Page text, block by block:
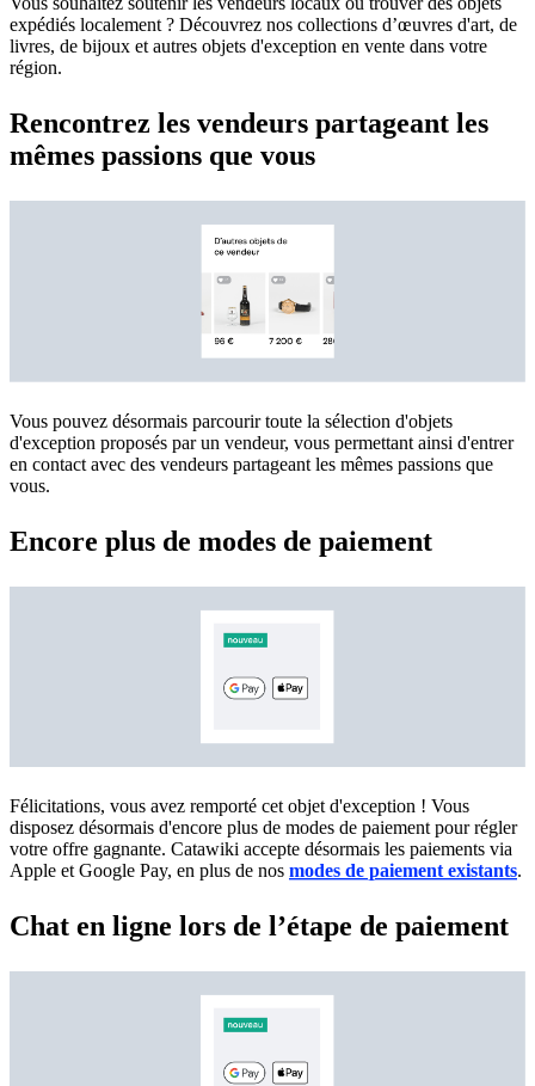
expédiés localement ? Découvrez nos collections d’œuvres d'art, de
livres, de bijoux et autres objets d'exception en vente dans votre
région.
Rencontrez les vendeurs partageant les
mêmes passions que vous
Vous pouvez désormais parcourir toute la sélection d'objets
d'exception proposés par un vendeur, vous permettant ainsi d'entrer
en contact avec des vendeurs partageant les mêmes passions que
vous.
Encore plus de modes de paiement
Félicitations, vous avez remporté cet objet d'exception ! Vous
disposez désormais d'encore plus de modes de paiement pour régler
votre offre gagnante. Catawiki accepte désormais les paiements via
Apple et Google Pay, en plus de nos modes de paiement existants.
Chat en ligne lors de l’étape de paiement